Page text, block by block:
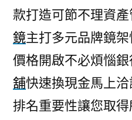
款打造可節不理資
鏡主打多元品牌鏡
價格開啟不必煩惱
舖快速換現金馬上
排名重要性讓您取